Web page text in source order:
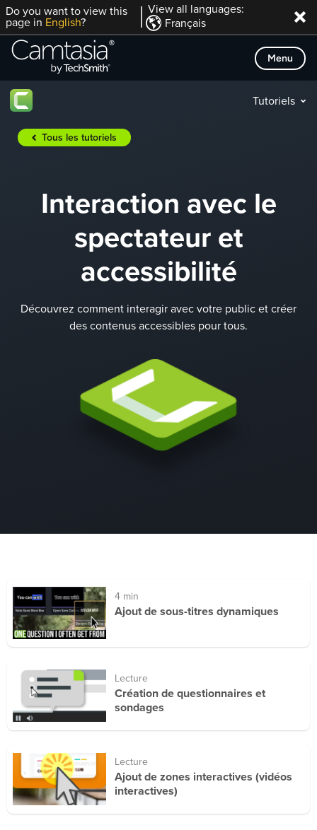
Passer
directement
contenu
Do you want to view this
page in English?
View all languages:
Français
Menu
Tutoriels
Tous les tutoriels
Interaction avec le
spectateur et
accessibilité
Découvrez comment interagir avec votre public et créer
des contenus accessibles pour tous.
4 min
Ajout de sous-titres dynamiques
Lecture
Création de questionnaires et
sondages
Lecture
Ajout de zones interactives (vidéos
interactives)